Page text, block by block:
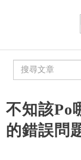
不知該Po
的錯誤問